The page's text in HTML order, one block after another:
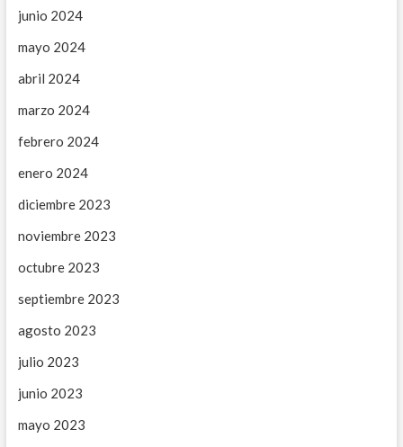
junio 2024
mayo 2024
abril 2024
marzo 2024
febrero 2024
enero 2024
diciembre 2023
noviembre 2023
octubre 2023
septiembre 2023
agosto 2023
julio 2023
junio 2023
mayo 2023